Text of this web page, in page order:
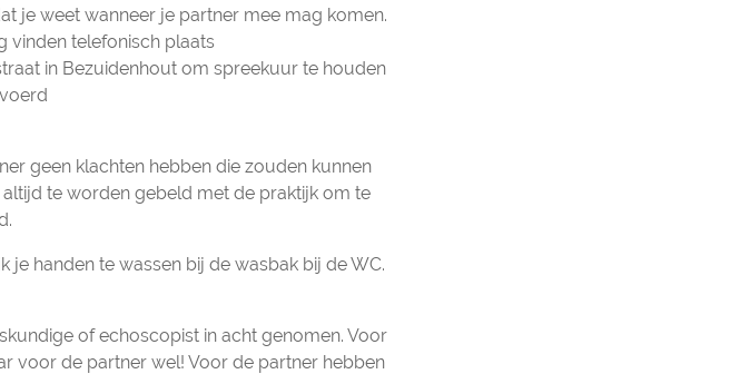
je weet wanneer je partner mee mag komen.
vinden telefonisch plaats
in Bezuidenhout om spreekuur te houden
geen klachten hebben die zouden kunnen
te worden gebeld met de praktijk om te
handen te wassen bij de wasbak bij de WC.
of echoscopist in acht genomen. Voor
voor de partner wel! Voor de partner hebben